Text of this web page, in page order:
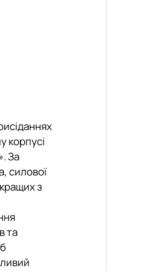
корпусі
За
силової
з
та